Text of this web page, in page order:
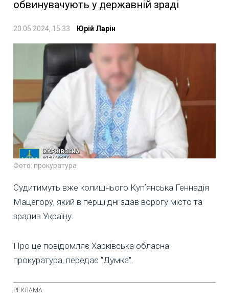
обвинувачують у державній зраді
20.05.2024, 15:33 Юрій Ларін
Фото: прокуратура
Судитимуть вже колишнього Купʼянська Геннадія
Мацегору, який в перші дні здав ворогу місто та
зрадив Україну.
Про це повідомляє Харківська обласна
прокуратура, передає "Думка".